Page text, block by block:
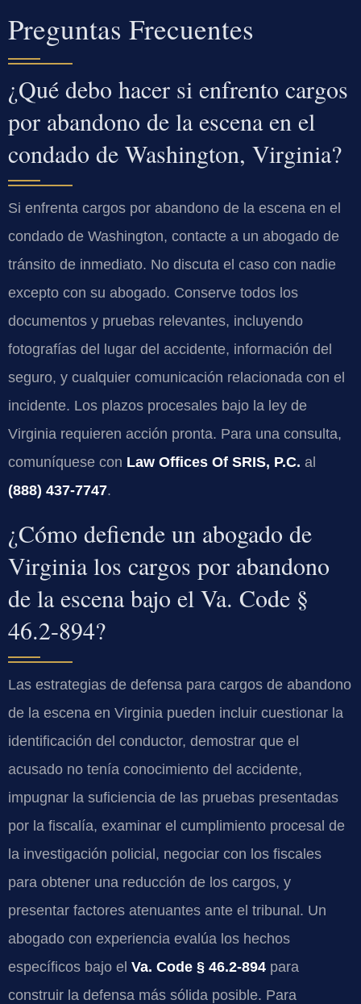
Preguntas Frecuentes
¿Qué debo hacer si enfrento cargos
por abandono de la escena en el
condado de Washington, Virginia?
Si enfrenta cargos por abandono de la escena en el
condado de Washington, contacte a un abogado de
tránsito de inmediato. No discuta el caso con nadie
excepto con su abogado. Conserve todos los
documentos y pruebas relevantes, incluyendo
fotografías del lugar del accidente, información del
seguro, y cualquier comunicación relacionada con el
incidente. Los plazos procesales bajo la ley de
Virginia requieren acción pronta. Para una consulta,
comuníquese con Law Offices Of SRIS, P.C. al
(888) 437-7747.
¿Cómo defiende un abogado de
Virginia los cargos por abandono
de la escena bajo el Va. Code §
46.2-894?
Las estrategias de defensa para cargos de abandono
de la escena en Virginia pueden incluir cuestionar la
identificación del conductor, demostrar que el
acusado no tenía conocimiento del accidente,
impugnar la suficiencia de las pruebas presentadas
por la fiscalía, examinar el cumplimiento procesal de
la investigación policial, negociar con los fiscales
para obtener una reducción de los cargos, y
presentar factores atenuantes ante el tribunal. Un
abogado con experiencia evalúa los hechos
específicos bajo el Va. Code § 46.2-894 para
construir la defensa más sólida posible. Para